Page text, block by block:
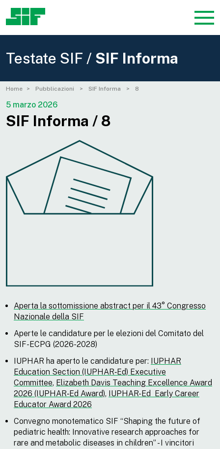
Testate SIF / SIF Informa
Home Pubblicazioni SIF Informa 8
5 marzo 2026
SIF Informa / 8
Aperta la sottomissione abstract per il 43° Congresso
Nazionale della SIF
Aperte le candidature per le elezioni del Comitato del
SIF-ECPG (2026-2028)
IUPHAR ha aperto le candidature per: IUPHAR
Education Section (IUPHAR‑Ed) Executive
Committee, Elizabeth Davis Teaching Excellence Award
2026 (IUPHAR‑Ed Award), IUPHAR-Ed Early Career
Educator Award 2026
Convegno monotematico SIF “Shaping the future of
pediatric health: Innovative research approaches for
rare and metabolic diseases in children” - I vincitori